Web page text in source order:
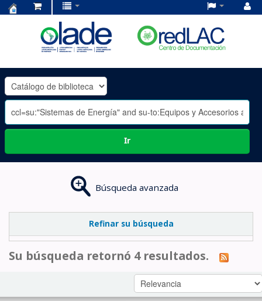
OLADE
-
Ir
Búsqueda avanzada
Refinar su búsqueda
Su búsqueda retornó 4 resultados.